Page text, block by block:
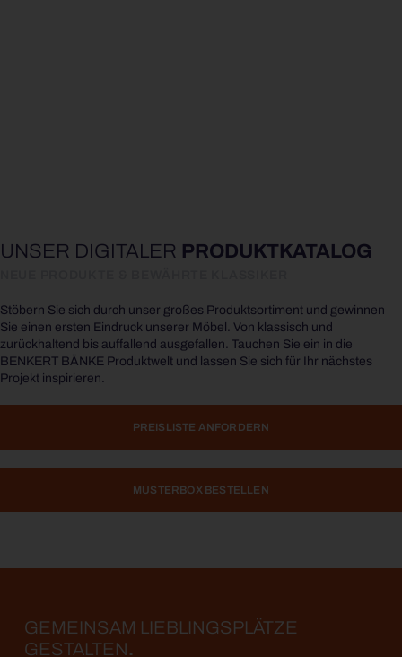
UNSER DIGITALER PRODUKT­KATALOG
Stöbern Sie sich durch unser großes Produktsortiment und gewinnen
Sie einen ersten Eindruck unserer Möbel. Von klassisch und
zurückhaltend bis auffallend ausgefallen. Tauchen Sie ein in die
BENKERT BÄNKE Produktwelt und lassen Sie sich für Ihr nächstes
Projekt inspirieren.
PREISLISTE ANFORDERN
MUSTERBOX BESTELLEN
GEMEINSAM LIEBLINGS­PLÄTZE
GESTALTEN.